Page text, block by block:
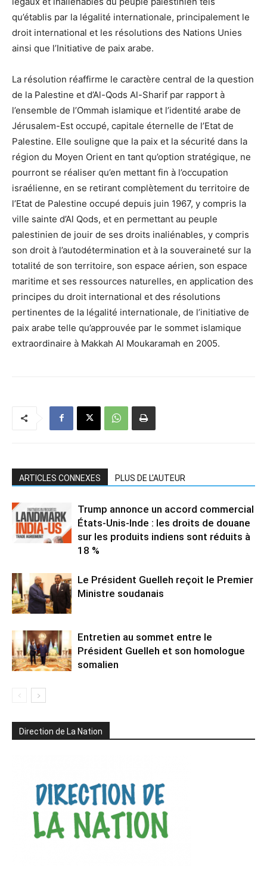
qu’établis par la légalité internationale, principalement le
droit international et les résolutions des Nations Unies
ainsi que l’Initiative de paix arabe.
La résolution réaffirme le caractère central de la question
de la Palestine et d’Al-Qods Al-Sharif par rapport à
l’ensemble de l’Ommah islamique et l’identité arabe de
Jérusalem-Est occupé, capitale éternelle de l’Etat de
Palestine. Elle souligne que la paix et la sécurité dans la
région du Moyen Orient en tant qu’option stratégique, ne
pourront se réaliser qu’en mettant fin à l’occupation
israélienne, en se retirant complètement du territoire de
l’Etat de Palestine occupé depuis juin 1967, y compris la
ville sainte d’Al Qods, et en permettant au peuple
palestinien de jouir de ses droits inaliénables, y compris
son droit à l’autodétermination et à la souveraineté sur la
totalité de son territoire, son espace aérien, son espace
maritime et ses ressources naturelles, en application des
principes du droit international et des résolutions
pertinentes de la légalité internationale, de l’initiative de
paix arabe telle qu’approuvée par le sommet islamique
extraordinaire à Makkah Al Moukaramah en 2005.
ARTICLES CONNEXES PLUS DE L'AUTEUR
Trump annonce un accord commercial
États-Unis-Inde : les droits de douane
sur les produits indiens sont réduits à
18 %
Le Président Guelleh reçoit le Premier
Ministre soudanais
Entretien au sommet entre le
Président Guelleh et son homologue
somalien
Direction de La Nation